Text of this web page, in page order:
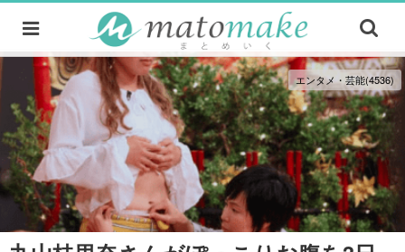
エンタメ・芸能(4536)